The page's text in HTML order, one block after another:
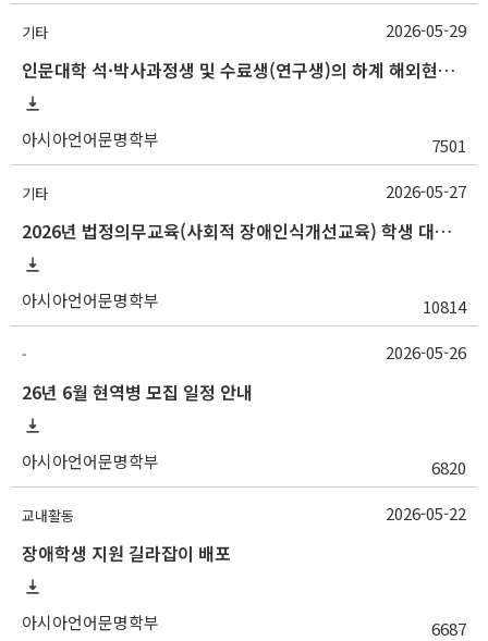
기타
인문대학 석·박사과정생 및 수료생(연구생)의 하계 해외현지조사 경비 지원 안내
아시아언어문명학부 7501
2026-05-29
기타
2026년 법정의무교육(사회적 장애인식개선교육) 학생 대상 온라인 콘텐츠 변경 안내
아시아언어문명학부 10814
2026-05-27
-
26년 6월 현역병 모집 일정 안내
아시아언어문명학부 6820
2026-05-26
교내활동
장애학생 지원 길라잡이 배포
아시아언어문명학부 6687
2026-05-22